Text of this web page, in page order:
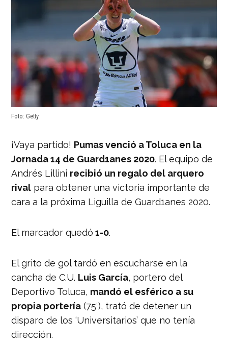
Foto: Getty
¡Vaya partido! Pumas venció a Toluca en la
Jornada 14 de Guard1anes 2020. El equipo de
Andrés Lillini recibió un regalo del arquero
rival para obtener una victoria importante de
cara a la próxima Liguilla de Guard1anes 2020.
El marcador quedó 1-0.
El grito de gol tardó en escucharse en la
cancha de C.U. Luis García, portero del
Deportivo Toluca, mandó el esférico a su
propia portería (75′), trató de detener un
disparo de los ‘Universitarios’ que no tenía
dirección.